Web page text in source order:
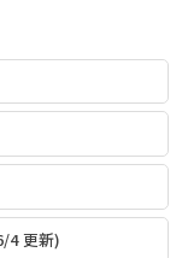
4 更新)